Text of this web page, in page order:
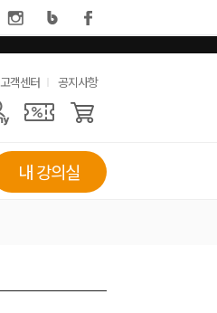
고객센터 공지사항
내 강의실